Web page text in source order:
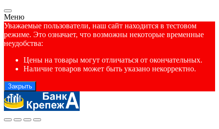
Меню
Уважаемые пользователи, наш сайт находится в тестовом
режиме. Это означает, что возможны некоторые временные
неудобства:
Цены на товары могут отличаться от окончательных.
Наличие товаров может быть указано некорректно.
Закрыть